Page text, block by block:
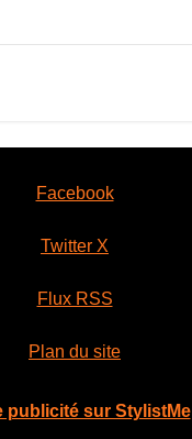
Facebook
Twitter X
Flux RSS
Plan du site
publicité sur StylistMe